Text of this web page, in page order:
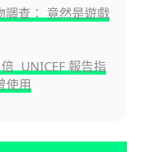
調查： 竟然是遊戲
UNICEF 報告指
使用